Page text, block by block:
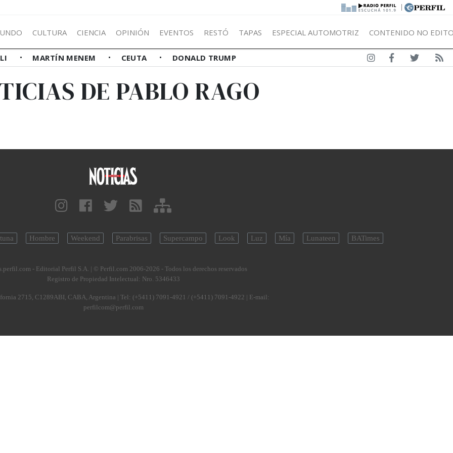
|
CULTURA CIENCIA OPINIÓN EVENTOS RESTÓ TAPAS ESPECIAL AUTOMOTRIZ CONTENIDO NO
MARTÍN MENEM CEUTA DONALD TRUMP
DE PABLO RAGO
Hombre Weekend Parabrisas Supercampo Look Luz Mía Lunateen BATimes
- Editorial Perfil S.A. | © Perfil.com 2006-2026 - Todos los derechos reservados
Registro de Propiedad Intelectual: Nro. 5346433
2715, C1289ABI, CABA, Argentina | Tel: (+5411) 7091-4921 / (+5411) 7091-4922 | E-mail:
perfilcom@perfil.com